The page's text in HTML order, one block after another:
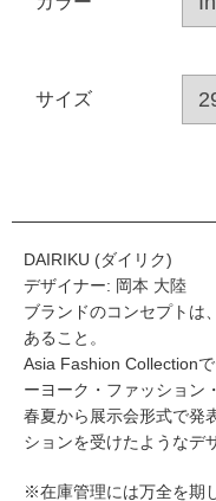
サイズ
DAIRIKU (ダイリク)
デザイナー: 岡本 大陸
ブランドのコンセプトは
あること。
Asia Fashion Collection
ーヨーク・ファッション
春夏から展示会形式で発
ションを受けたようなデ
※在庫管理には万全を期